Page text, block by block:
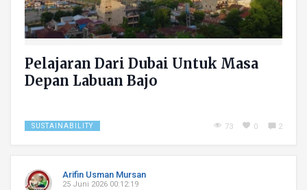
Pelajaran Dari Dubai Untuk Masa
Depan Labuan Bajo
SUSTAINABILITY 73 0 2
Arifin Usman Mursan
25 Juni 2026 00:12:19